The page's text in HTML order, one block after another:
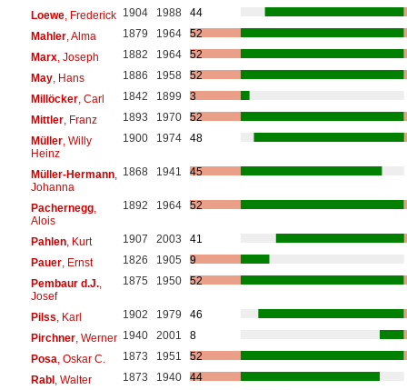
Loewe, Frederick 1904 1988
44
Mahler, Alma 1879 1964
52
Marx, Joseph 1882 1964
52
May, Hans 1886 1958
52
Millöcker, Carl 1842 1899
3
Mittler, Franz 1893 1970
52
Müller, Willy
Heinz
1900 1974 48
Müller-Hermann,
Johanna
1868 1941 45
Pachernegg,
Alois
1892 1964 52
Pahlen, Kurt 1907 2003
41
Pauer, Ernst 1826 1905
9
Pembaur d.J.,
Josef
1875 1950 52
Pilss , Karl 1902 1979
46
Pirchner, Werner 1940 2001
8
Posa , Oskar C. 1873 1951
52
Rabl, Walter 1873 1940
44